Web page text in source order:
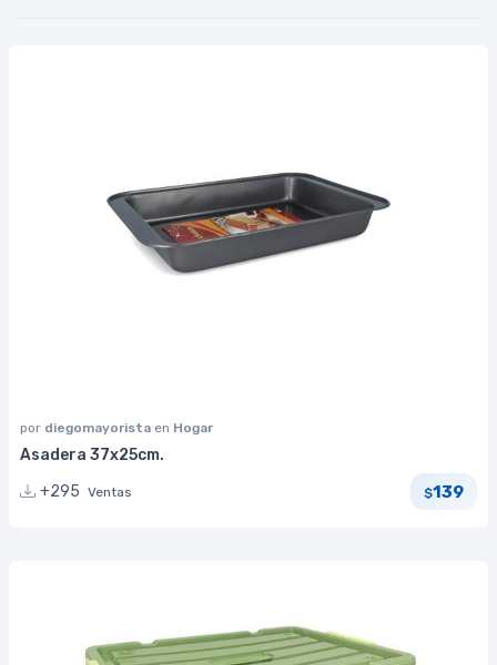
por diegomayorista en Hogar
Asadera 37x25cm.
+295 Ventas $139